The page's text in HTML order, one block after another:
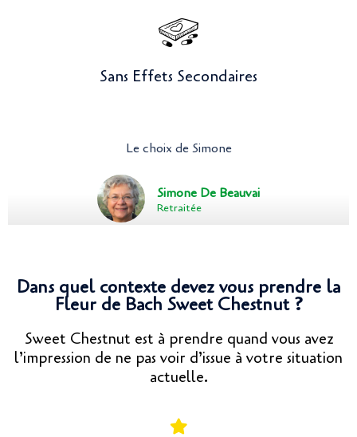
Sans Effets Secondaires
Le choix de Simone
Simone De Beauvai
Retraitée
Dans quel contexte devez vous prendre la
Fleur de Bach Sweet Chestnut ?
Sweet Chestnut est à prendre quand vous avez
l’impression de ne pas voir d’issue à votre situation
actuelle.